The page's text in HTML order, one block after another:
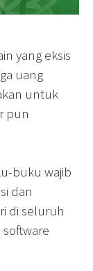
yang eksis
uang
untuk
pun
buku wajib
dan
di seluruh